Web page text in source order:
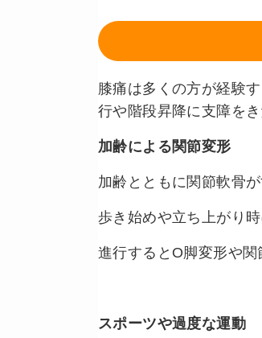
膝痛は多くの方が経験
行や階段昇降に支障を
加齢による関節変形
加齢とともに関節軟骨
歩き始めや立ち上がり
進行するとO脚変形や関
スポーツや過度な運動